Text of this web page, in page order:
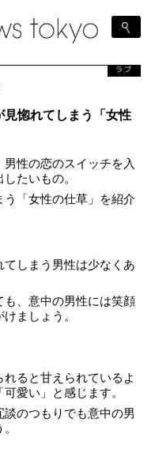
ラブ
惚れてしまう「女性
性の恋のスイッチを入
たいもの。
「女性の仕草」を紹介
しまう男性は少なくあ
、意中の男性には笑顔
ましょう。
ると甘えられているよ
愛い」と感じます。
のつもりでも意中の男